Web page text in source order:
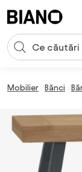
Introducerea
Mobilier Bănci